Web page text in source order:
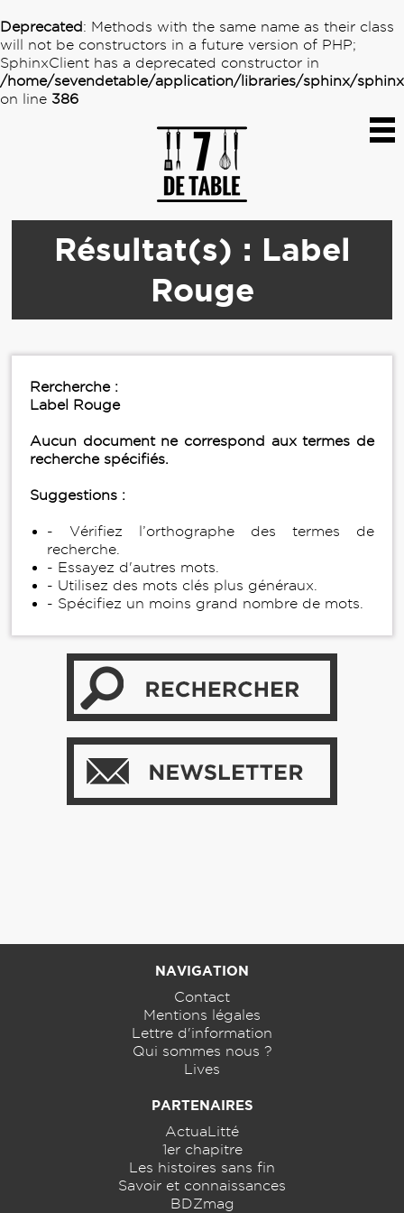
Deprecated: Methods with the same name as their class
will not be constructors in a future version of PHP;
SphinxClient has a deprecated constructor in
/home/sevendetable/application/libraries/sphinx/
on line 386
Résultat(s) : Label
Rouge
Rercherche :
Label Rouge
Aucun document ne correspond aux termes de
recherche spécifiés.
Suggestions :
- Vérifiez l’orthographe des termes de
recherche.
- Essayez d'autres mots.
- Utilisez des mots clés plus généraux.
- Spécifiez un moins grand nombre de mots.
NAVIGATION
Contact
Mentions légales
Lettre d'information
Qui sommes nous ?
Lives
PARTENAIRES
ActuaLitté
1er chapitre
Les histoires sans fin
Savoir et connaissances
BDZmag